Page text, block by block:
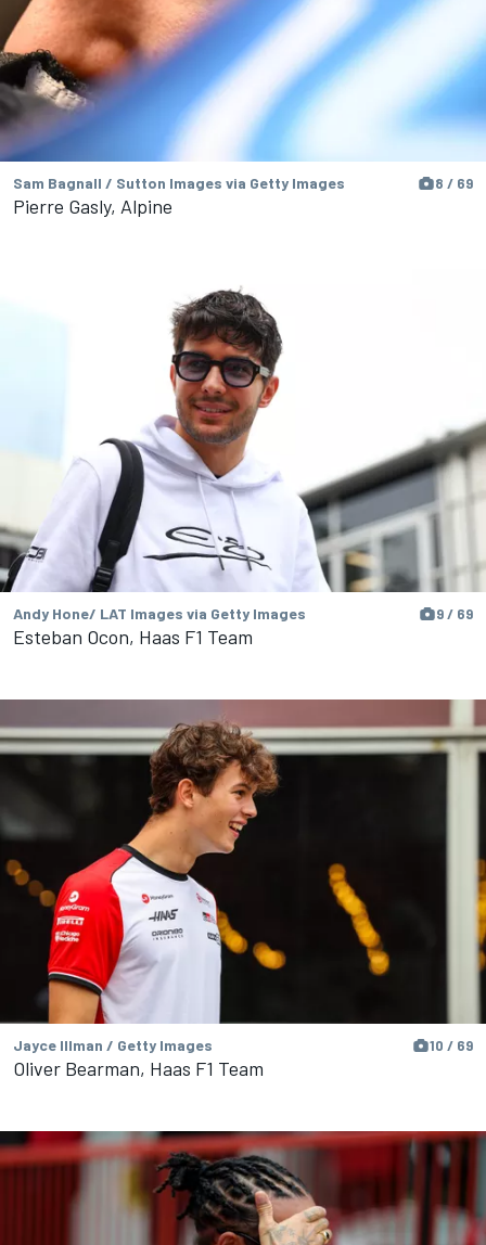
Sam Bagnall / Sutton Images via Getty Images 8 / 69
Pierre Gasly, Alpine
Andy Hone/ LAT Images via Getty Images 9 / 69
Esteban Ocon, Haas F1 Team
Jayce Illman / Getty Images 10 / 69
Oliver Bearman, Haas F1 Team